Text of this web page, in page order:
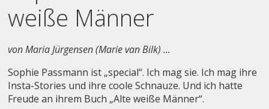
weiße Männer
von Maria Jürgensen (Marie van Bilk) ...
Sophie Passmann ist „special“. Ich mag sie. Ich mag ihre
Insta-Stories und ihre coole Schnauze. Und ich hatte
Freude an ihrem Buch „Alte weiße Männer“.